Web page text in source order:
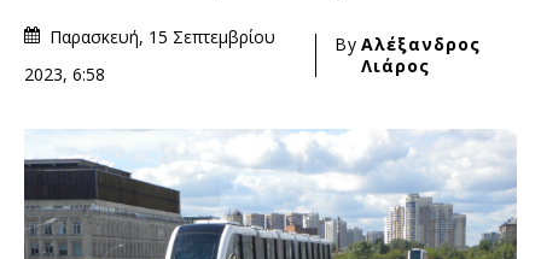
Παρασκευή, 15 Σεπτεμβρίου
2023, 6:58
By Αλέξανδρος
Λιάρος